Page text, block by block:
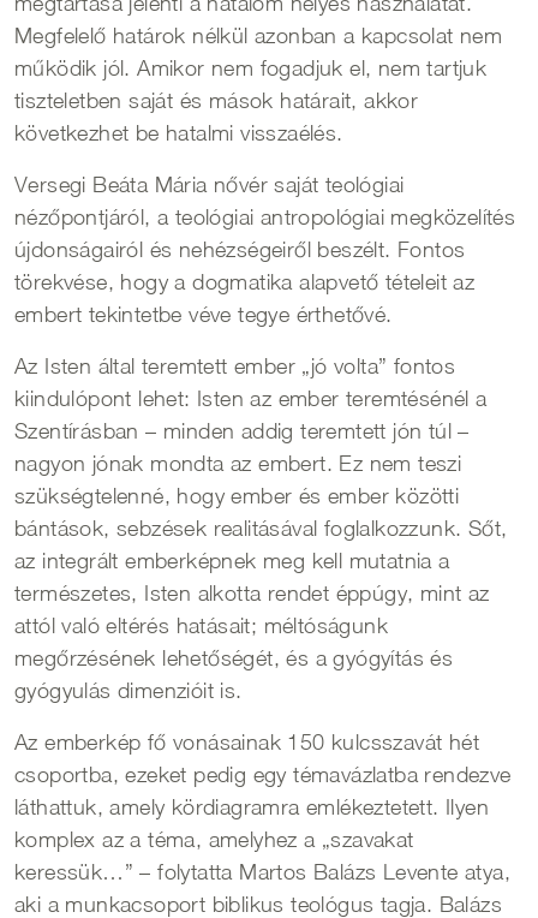
Megfelelő határok nélkül azonban a kapcsolat nem
működik jól. Amikor nem fogadjuk el, nem tartjuk
tiszteletben saját és mások határait, akkor
következhet be hatalmi visszaélés.
Versegi Beáta Mária nővér saját teológiai
nézőpontjáról, a teológiai antropológiai megközelítés
újdonságairól és nehézségeiről beszélt. Fontos
törekvése, hogy a dogmatika alapvető tételeit az
embert tekintetbe véve tegye érthetővé.
Az Isten által teremtett ember „jó volta” fontos
kiindulópont lehet: Isten az ember teremtésénél a
Szentírásban – minden addig teremtett jón túl –
nagyon jónak mondta az embert. Ez nem teszi
szükségtelenné, hogy ember és ember közötti
bántások, sebzések realitásával foglalkozzunk. Sőt,
az integrált emberképnek meg kell mutatnia a
természetes, Isten alkotta rendet éppúgy, mint az
attól való eltérés hatásait; méltóságunk
megőrzésének lehetőségét, és a gyógyítás és
gyógyulás dimenzióit is.
Az emberkép fő vonásainak 150 kulcsszavát hét
csoportba, ezeket pedig egy témavázlatba rendezve
láthattuk, amely kördiagramra emlékeztetett. Ilyen
komplex az a téma, amelyhez a „szavakat
keressük…” – folytatta Martos Balázs Levente atya,
aki a munkacsoport biblikus teológus tagja. Balázs